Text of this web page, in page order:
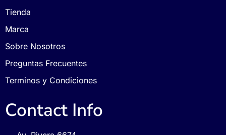
Tienda
Marca
Sobre Nosotros
Preguntas Frecuentes
Terminos y Condiciones
Contact Info